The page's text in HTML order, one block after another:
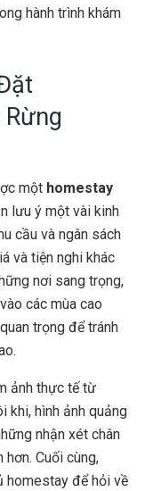
hành trình khám
một homestay
lưu ý một vài kinh
cầu và ngân sách
và tiện nghi khác
nơi sang trọng,
các mùa cao
trọng để tránh
ảnh thực tế từ
khi, hình ảnh quảng
nhận xét chân
Cuối cùng,
homestay để hỏi về